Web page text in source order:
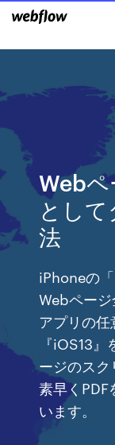
Webペ
とし
法
iPhoneの
Webページ
アプリの任
『iOS13
ージのスク
素早くPDF
います。